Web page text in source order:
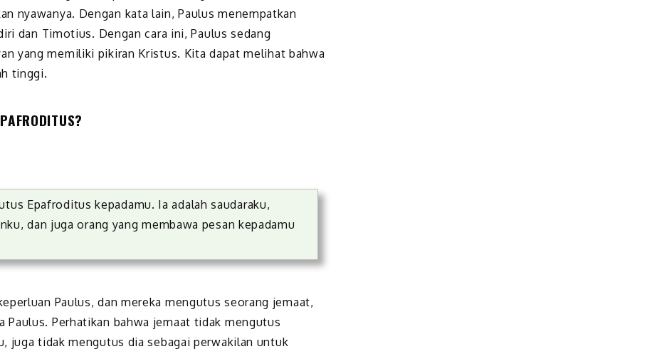
nyawanya. Dengan kata lain, Paulus menempatkan
dan Timotius. Dengan cara ini, Paulus sedang
yang memiliki pikiran Kristus. Kita dapat melihat bahwa
tinggi.
Epafroditus kepadamu. Ia adalah saudaraku,
dan juga orang yang membawa pesan kepadamu
Paulus, dan mereka mengutus seorang jemaat,
Perhatikan bahwa jemaat tidak mengutus
juga tidak mengutus dia sebagai perwakilan untuk